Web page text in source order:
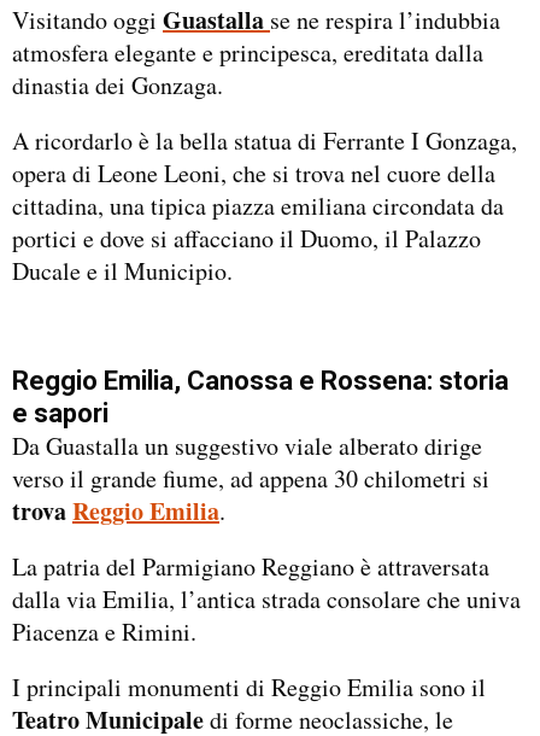
Visitando oggi Guastalla se ne respira l’indubbia
atmosfera elegante e principesca, ereditata dalla
dinastia dei Gonzaga.
A ricordarlo è la bella statua di Ferrante I Gonzaga,
opera di Leone Leoni, che si trova nel cuore della
cittadina, una tipica piazza emiliana circondata da
portici e dove si affacciano il Duomo, il Palazzo
Ducale e il Municipio.
Reggio Emilia, Canossa e Rossena: storia
e sapori
Da Guastalla un suggestivo viale alberato dirige
verso il grande fiume, ad appena 30 chilometri si
trovaReggio Emilia.
La patria del Parmigiano Reggiano è attraversata
dalla via Emilia, l’antica strada consolare che univa
Piacenza e Rimini.
I principali monumenti di Reggio Emilia sono il
Teatro Municipaledi forme neoclassiche, le